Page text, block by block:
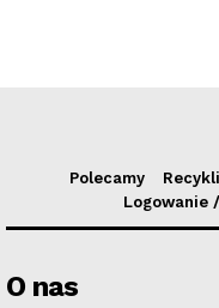
Polecamy
Logowanie
O nas